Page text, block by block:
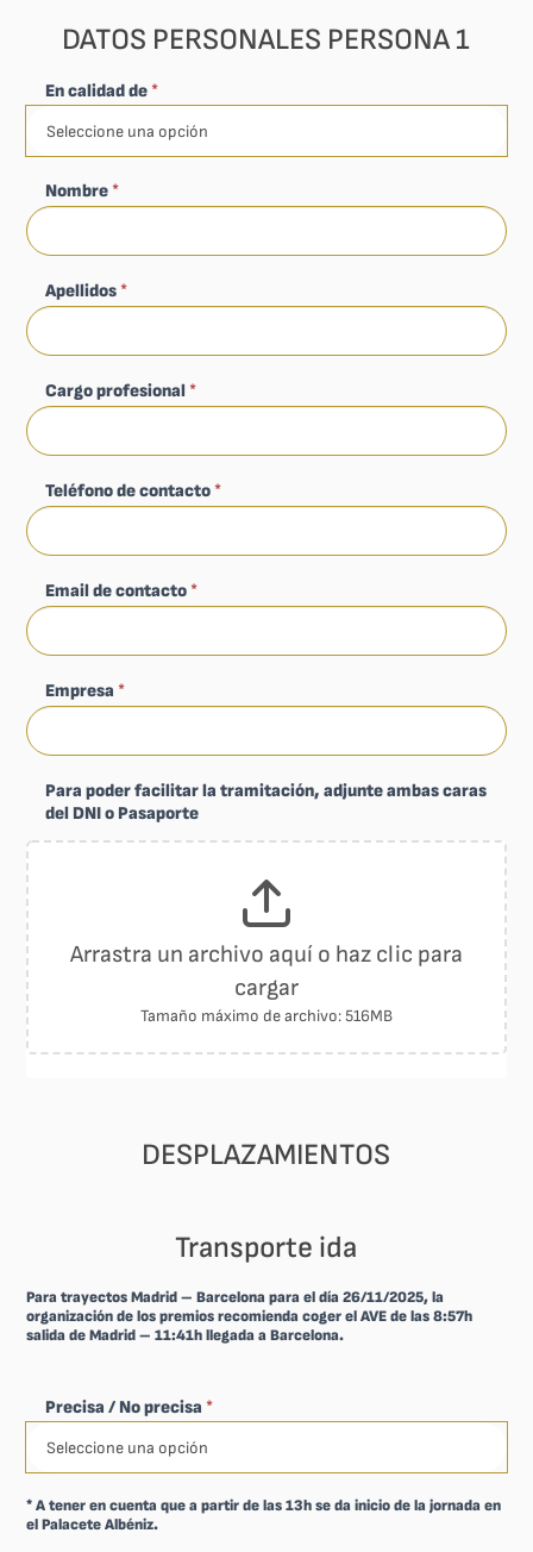
DATOS PERSONALES PERSONA 1
En calidad de*
Nombre*
Apellidos*
Cargo profesional*
Teléfono de contacto*
Email de contacto*
Empresa *
Para poder facilitar la tramitación, adjunte ambas caras
del DNI o Pasaporte
Arrastra un archivo aquí o haz clic para
cargar
Tamaño máximo de archivo: 516MB
DESPLAZAMIENTOS
Transporte ida
Para trayectos Madrid – Barcelona para el día 26/11/2025, la
organización de los premios recomienda coger el AVE de las 8:57h
salida de Madrid – 11:41h llegada a Barcelona.
Precisa / No precisa *
* A tener en cuenta que a partir de las 13h se da inicio de la jornada en
el Palacete Albéniz.